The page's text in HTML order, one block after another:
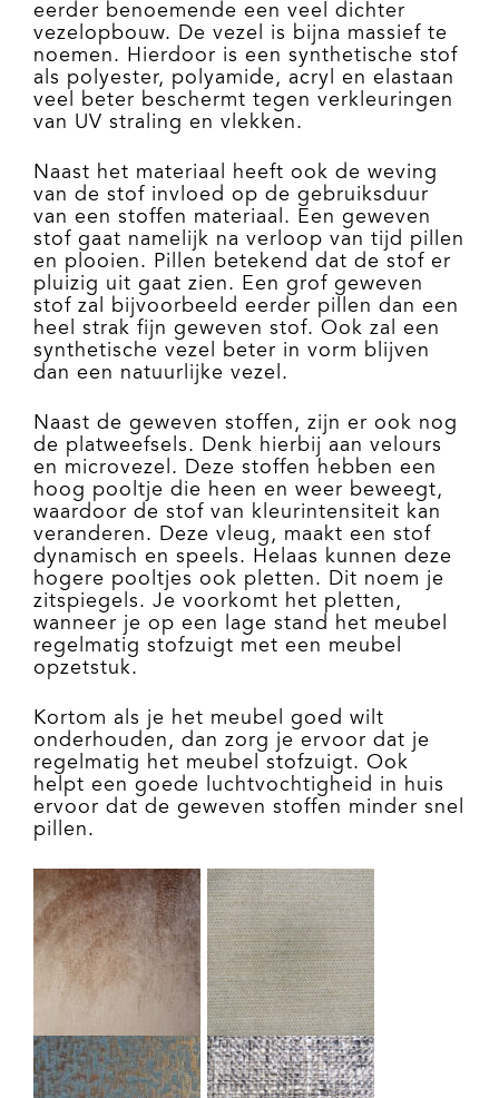
eerder benoemende een veel dichter
vezelopbouw. De vezel is bijna massief te
noemen. Hierdoor is een synthetische stof
als polyester, polyamide, acryl en elastaan
veel beter beschermt tegen verkleuringen
van UV straling en vlekken.
Naast het materiaal heeft ook de weving
van de stof invloed op de gebruiksduur
van een stoffen materiaal. Een geweven
stof gaat namelijk na verloop van tijd pillen
en plooien. Pillen betekend dat de stof er
pluizig uit gaat zien. Een grof geweven
stof zal bijvoorbeeld eerder pillen dan een
heel strak fijn geweven stof. Ook zal een
synthetische vezel beter in vorm blijven
dan een natuurlijke vezel.
Naast de geweven stoffen, zijn er ook nog
de platweefsels. Denk hierbij aan velours
en microvezel. Deze stoffen hebben een
hoog pooltje die heen en weer beweegt,
waardoor de stof van kleurintensiteit kan
veranderen. Deze vleug, maakt een stof
dynamisch en speels. Helaas kunnen deze
hogere pooltjes ook pletten. Dit noem je
zitspiegels. Je voorkomt het pletten,
wanneer je op een lage stand het meubel
regelmatig stofzuigt met een meubel
opzetstuk.
Kortom als je het meubel goed wilt
onderhouden, dan zorg je ervoor dat je
regelmatig het meubel stofzuigt. Ook
helpt een goede luchtvochtigheid in huis
ervoor dat de geweven stoffen minder snel
pillen.